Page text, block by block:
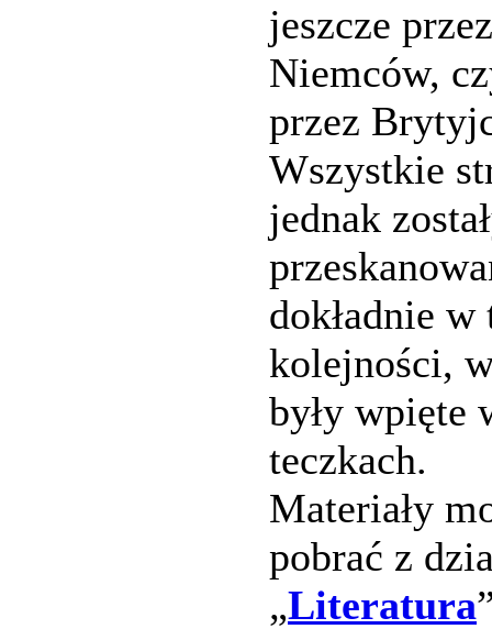
jeszcze przez
Niemców,
przez
Wszystkie
jednak
dokładnie
kolejności,
były wpięte
teczkach.
Materiały
pobrać z
„Literatura